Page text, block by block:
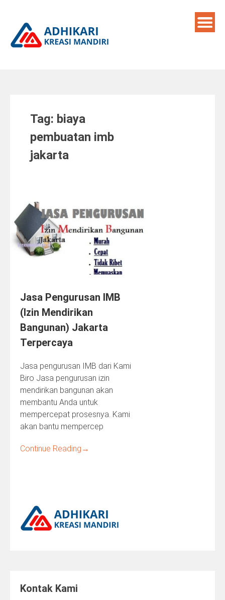
content
Tag: biaya
pembuatan imb
jakarta
Jasa Pengurusan IMB
(Izin Mendirikan
Bangunan) Jakarta
Terpercaya
Jasa pengurusan IMB dari Kami
Biro Jasa pengurusan izin
mendirikan bangunan akan
membantu Anda untuk
mempercepat prosesnya. Kami
akan bantu mempercep
Continue Reading →
Kontak Kami